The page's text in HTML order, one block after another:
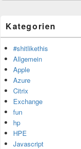
Kategorien
#shitlikethis
Allgemein
Apple
Azure
Citrix
Exchange
fun
hp
HPE
Javascript